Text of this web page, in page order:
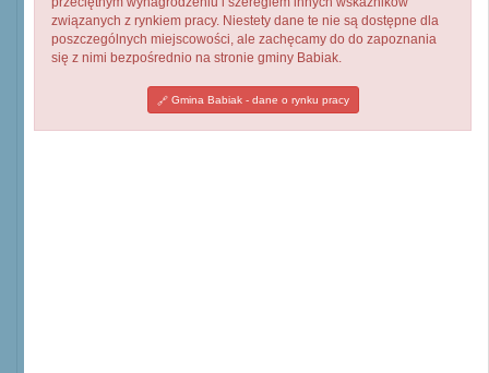
związanych z rynkiem pracy. Niestety dane te nie są dostępne dla
poszczególnych miejscowości, ale zachęcamy do do zapoznania
się z nimi bezpośrednio na stronie gminy Babiak.
Gmina Babiak - dane o rynku pracy